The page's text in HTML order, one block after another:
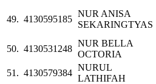
49. 4130595185
NUR ANISA
SEKARINGTYAS
50. 4130531248
NUR BELLA
OCTORIA
51. 4130579384
NURUL
LATHIFAH